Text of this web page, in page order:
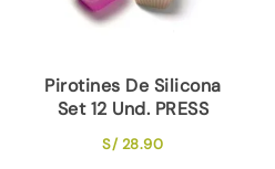
Pirotines De Silicona
Set 12 Und. PRESS
S/28.90